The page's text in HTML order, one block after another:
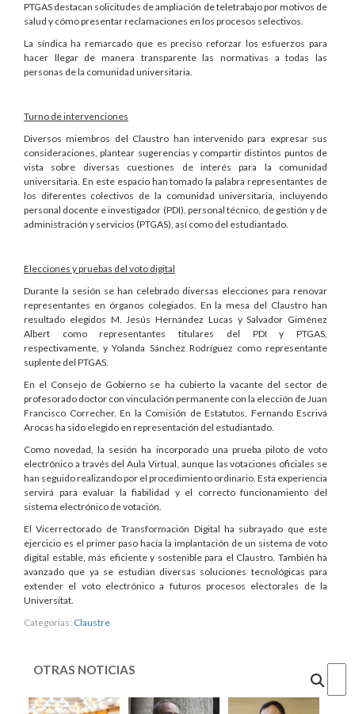
PTGAS destacan solicitudes de ampliación de teletrabajo por motivos de
salud y cómo presentar reclamaciones en los procesos selectivos.
La síndica ha remarcado que es preciso reforzar los esfuerzos para
hacer llegar de manera transparente las normativas a todas las
personas de la comunidad universitaria.
Turno de intervenciones
Diversos miembros del Claustro han intervenido para expresar sus
consideraciones, plantear sugerencias y compartir distintos puntos de
vista sobre diversas cuestiones de interés para la comunidad
universitaria. En este espacio han tomado la palabra representantes de
los diferentes colectivos de la comunidad universitaria, incluyendo
personal docente e investigador (PDI), personal técnico, de gestión y de
administración y servicios (PTGAS), así como del estudiantado.
Elecciones y pruebas del voto digital
Durante la sesión se han celebrado diversas elecciones para renovar
representantes en órganos colegiados. En la mesa del Claustro han
resultado elegidos M. Jesús Hernández Lucas y Salvador Giménez
Albert como representantes titulares del PDI y PTGAS,
respectivamente, y Yolanda Sánchez Rodríguez como representante
suplente del PTGAS.
En el Consejo de Gobierno se ha cubierto la vacante del sector de
profesorado doctor con vinculación permanente con la elección de Juan
Francisco Correcher. En la Comisión de Estatutos, Fernando Escrivá
Arocas ha sido elegido en representación del estudiantado.
Como novedad, la sesión ha incorporado una prueba piloto de voto
electrónico a través del Aula Virtual, aunque las votaciones oficiales se
han seguido realizando por el procedimiento ordinario. Esta experiencia
servirá para evaluar la fiabilidad y el correcto funcionamiento del
sistema electrónico de votación.
El Vicerrectorado de Transformación Digital ha subrayado que este
ejercicio es el primer paso hacia la implantación de un sistema de voto
digital estable, más eficiente y sostenible para el Claustro. También ha
avanzado que ya se estudian diversas soluciones tecnológicas para
extender el voto electrónico a futuros procesos electorales de la
Universitat.
Categorias: Claustre
OTRAS NOTICIAS